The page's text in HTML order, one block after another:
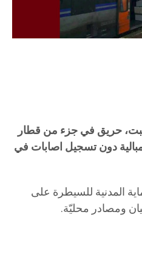
حريق في جزء من قطار
دون تسجيل اصابات في
المدنية للسيطرة على
ومصادر محليّة.